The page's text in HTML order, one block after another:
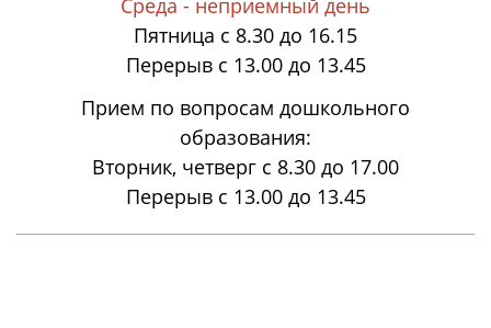
Среда - неприемный день
Пятница с 8.30 до 16.15
Перерыв с 13.00 до 13.45
Прием по вопросам дошкольного
образования:
Вторник, четверг с 8.30 до 17.00
Перерыв с 13.00 до 13.45